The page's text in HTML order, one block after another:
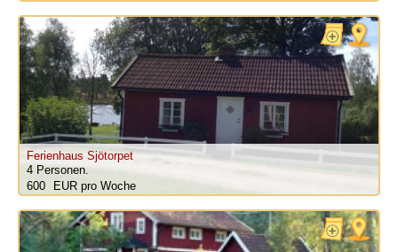
Ferienhaus Sjötorpet
4 Personen.
600
pro Woche